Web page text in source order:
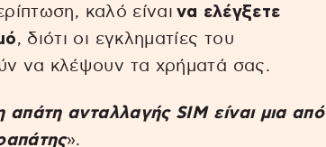
καλό είναι να ελέγξετε
, διότι οι εγκληματίες του
να κλέψουν τα χρήματά σας.
απάτη ανταλλαγής SIM είναι μια από
».